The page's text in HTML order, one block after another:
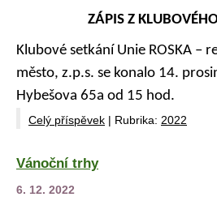
ZÁPIS Z
Klubové setkání Unie ROSKA –
město, z.p.s. se konalo 14.
Hybešova 65a od 15 hod.
Celý příspěvek | Rubrika: 2022
Vánoční trhy
6. 12. 2022